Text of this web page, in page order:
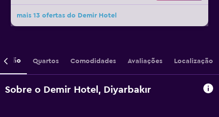
mais 13 ofertas do Demir Hotel
Quartos Comodidades Avaliações Localização
Sobre o Demir Hotel, Diyarbakır